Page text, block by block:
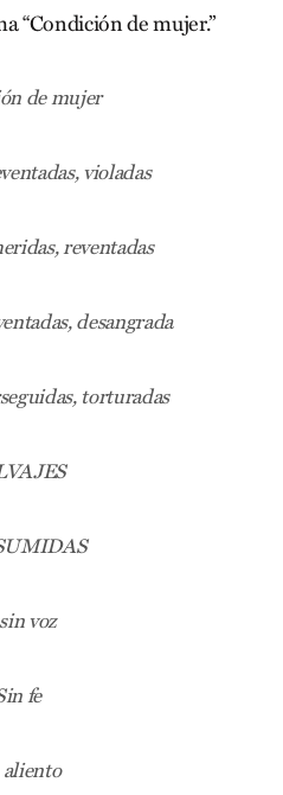
“Condición de mujer.”
de mujer
violadas
reventadas
desangrada
torturadas
voz
fe
aliento